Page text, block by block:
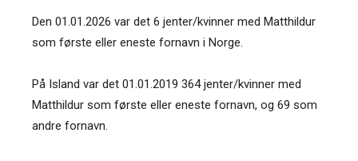
Den 01.01.2026 var det 6 jenter/kvinner med Matthildur
som første eller eneste fornavn i Norge.
På Island var det 01.01.2019 364 jenter/kvinner med
Matthildur som første eller eneste fornavn, og 69 som
andre fornavn.